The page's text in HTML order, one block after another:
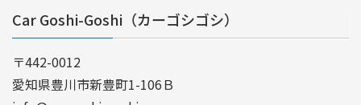
Car Goshi-Goshi（カーゴシゴシ）
〒442-0012
愛知県豊川市新豊町1-106Ｂ